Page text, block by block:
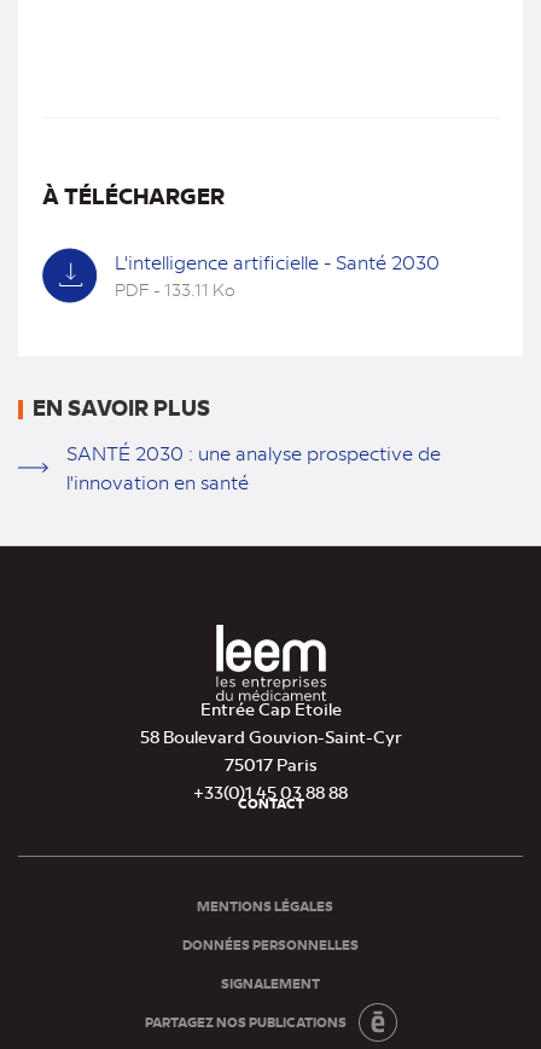
À TÉLÉCHARGER
L'intelligence artificielle - Santé 2030
PDF - 133.11 Ko
EN SAVOIR PLUS
SANTÉ 2030 : une analyse prospective de
l'innovation en santé
Entrée Cap Etoile
58 Boulevard Gouvion-Saint-Cyr
75017 Paris
+33(0)1 45 03 88 88
de
CONTACT
MENTIONS LÉGALES
DONNÉES PERSONNELLES
SIGNALEMENT
PARTAGEZ NOS PUBLICATIONS